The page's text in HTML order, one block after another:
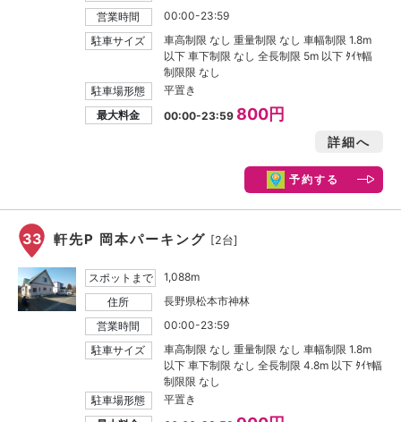
営業時間
00:00-23:59
駐車サイズ
車高制限 なし 重量制限 なし 車幅制限 1.8m
以下 車下制限 なし 全長制限 5m 以下 ﾀｲﾔ幅
制限限 なし
駐車場形態
平置き
最大料金
00:00-23:59 800円
詳細へ
予約する
33 軒先P 岡本パーキング [2台]
スポットまで
1,088m
住所
長野県松本市神林
営業時間
00:00-23:59
駐車サイズ
車高制限 なし 重量制限 なし 車幅制限 1.8m
以下 車下制限 なし 全長制限 4.8m 以下 ﾀｲﾔ幅
制限限 なし
駐車場形態
平置き